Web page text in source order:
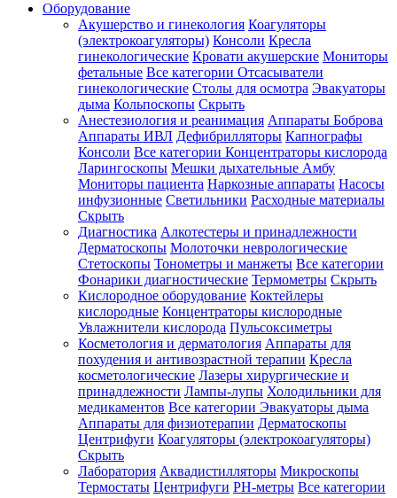
Оборудование
Акушерство и гинекология Коагуляторы
(электрокоагуляторы) Консоли Кресла
гинекологические Кровати акушерские Мониторы
фетальные Все категории Отсасыватели
гинекологические Столы для осмотра Эвакуаторы
дыма Кольпоскопы Скрыть
Анестезиология и реанимация Аппараты Боброва
Аппараты ИВЛ Дефибрилляторы Капнографы
Консоли Все категории Концентраторы кислорода
Ларингоскопы Мешки дыхательные Амбу
Мониторы пациента Наркозные аппараты Насосы
инфузионные Светильники Расходные материалы
Скрыть
Диагностика Алкотестеры и принадлежности
Дерматоскопы Молоточки неврологические
Стетоскопы Тонометры и манжеты Все категории
Фонарики диагностические Термометры Скрыть
Кислородное оборудование Коктейлеры
кислородные Концентраторы кислородные
Увлажнители кислорода Пульсоксиметры
Косметология и дерматология Аппараты для
похудения и антивозрастной терапии Кресла
косметологические Лазеры хирургические и
принадлежности Лампы-лупы Холодильники для
медикаментов Все категории Эвакуаторы дыма
Аппараты для физиотерапии Дерматоскопы
Центрифуги Коагуляторы (электрокоагуляторы)
Скрыть
Лаборатория Аквадистилляторы Микроскопы
Термостаты Центрифуги PH-метры Все категории